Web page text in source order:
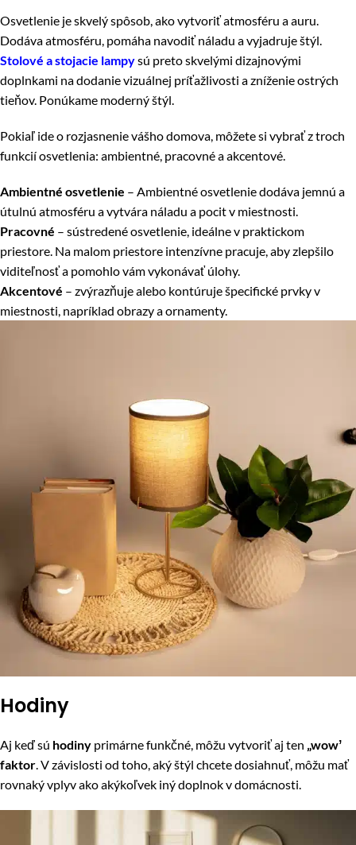
Osvetlenie je skvelý spôsob, ako vytvoriť atmosféru a auru.
Dodáva atmosféru, pomáha navodiť náladu a vyjadruje štýl.
Stolové a stojacie lampysú preto skvelými dizajnovými
doplnkami na dodanie vizuálnej príťažlivosti a zníženie ostrých
tieňov. Ponúkame moderný štýl.
Pokiaľ ide o rozjasnenie vášho domova, môžete si vybrať z troch
funkcií osvetlenia: ambientné, pracovné a akcentové.
Ambientné osvetlenie – Ambientné osvetlenie dodáva jemnú a
útulnú atmosféru a vytvára náladu a pocit v miestnosti.
Pracovné – sústredené osvetlenie, ideálne v praktickom
priestore. Na malom priestore intenzívne pracuje, aby zlepšilo
viditeľnosť a pomohlo vám vykonávať úlohy.
Akcentové – zvýrazňuje alebo kontúruje špecifické prvky v
miestnosti, napríklad obrazy a ornamenty.
Hodiny
Aj keď sú hodiny primárne funkčné, môžu vytvoriť aj ten „wowʼ
faktor . V závislosti od toho, aký štýl chcete dosiahnuť, môžu mať
rovnaký vplyv ako akýkoľvek iný doplnok v domácnosti.